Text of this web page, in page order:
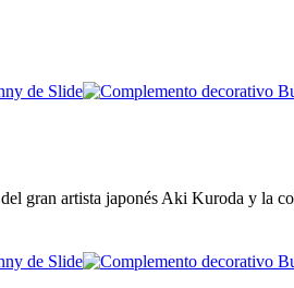
gran artista japonés Aki Kuroda y la